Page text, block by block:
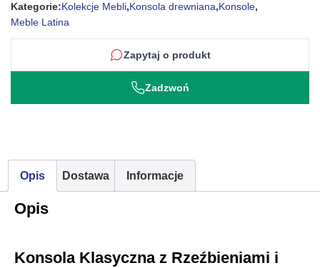
Kategorie:Kolekcje Mebli,Konsola drewniana,Konsole,
Meble Latina
Zapytaj o produkt
Zadzwoń
Opis Dostawa Informacje
Opis
Konsola Klasyczna z Rzeźbieniami i